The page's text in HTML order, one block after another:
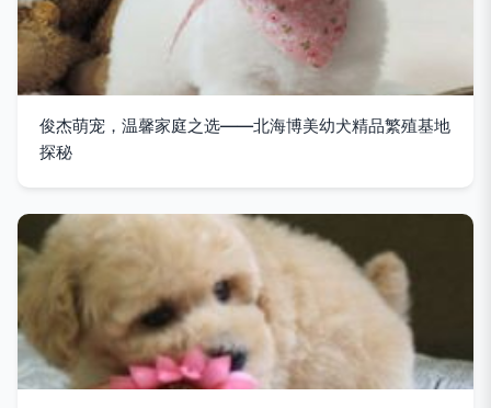
俊杰萌宠，温馨家庭之选——北海博美幼犬精品繁殖基地
探秘